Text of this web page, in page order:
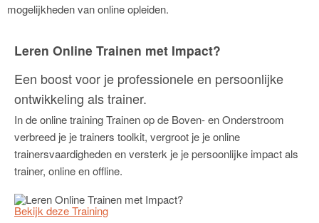
mogelijkheden van online opleiden.
Leren Online Trainen met Impact?
Een boost voor je professionele en persoonlijke
ontwikkeling als trainer.
In de online training Trainen op de Boven- en Onderstroom
verbreed je je trainers toolkit, vergroot je je online
trainersvaardigheden en versterk je je persoonlijke impact als
trainer, online en offline.
Bekijk deze Training